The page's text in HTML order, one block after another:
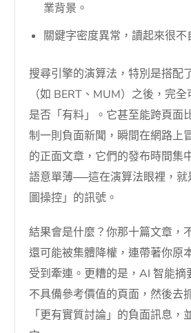
業背景。
關鍵字密度異常，讀起來很不
搜尋引擎的演算法，特別是搭配
（如 BERT、MUM）之後，完
是否「有料」。它甚至能跨頁面
制一則負面新聞，瞬間在網路上
的正面文章，它們的發布時間集
語意單薄──這在演算法眼裡，
圖操控」的訊號。
結果會是什麼？你那十篇文章，
還可能被集體降權，連帶著你原
受到牽連。更糟的是，AI 智能摘
不具備參考價值的頁面，然後去
「更有實質討論」的負面訊息，